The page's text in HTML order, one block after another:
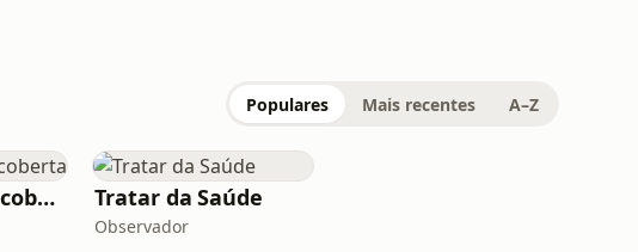
Populares Mais recentes A–Z
A próxima descoberta Tratar da Saúde
Observador